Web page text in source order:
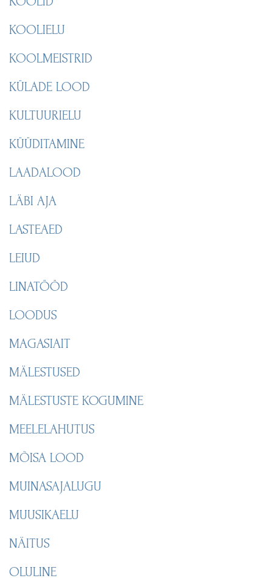
KOOLIELU
KOOLMEISTRID
KÜLADE LOOD
KULTUURIELU
KÜÜDITAMINE
LAADALOOD
LÄBI AJA
LASTEAED
LEIUD
LINATÖÖD
LOODUS
MAGASIAIT
MÄLESTUSED
MÄLESTUSTE KOGUMINE
MEELELAHUTUS
MÕISA LOOD
MUINASAJALUGU
MUUSIKAELU
NÄITUS
OLULINE